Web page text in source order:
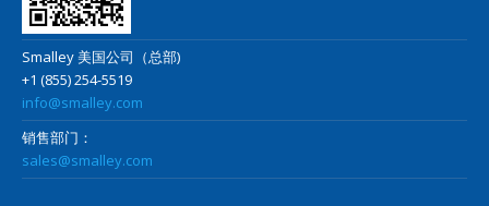
Smalley 美国公司（总部)
+1 (855) 254-5519
info@smalley.com
销售部门：
sales@smalley.com